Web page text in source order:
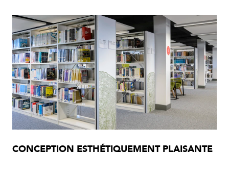
CONCEPTION ESTHÉTIQUEMENT PLAISANTE